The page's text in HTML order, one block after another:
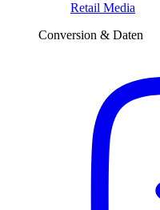
Retail Media
Conversion & Daten